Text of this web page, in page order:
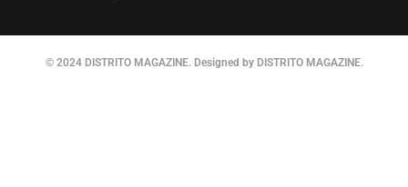
© 2024 DISTRITO MAGAZINE. Designed by DISTRITO MAGAZINE.